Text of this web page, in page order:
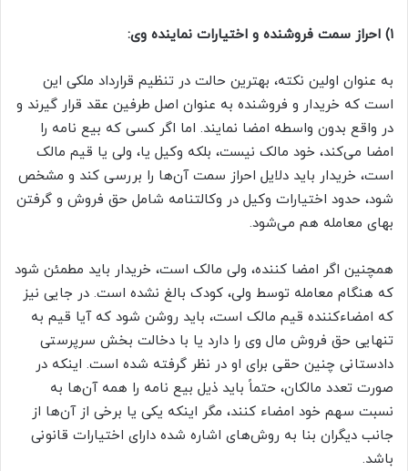
۱) احراز سمت فروشنده و اختیارات نماینده وی:
به عنوان اولین نکته، بهترین حالت در تنظیم قرارداد ملکی این
است که خریدار و فروشنده به عنوان اصل طرفین عقد قرار گیرند و
در واقع بدون واسطه امضا نمایند. اما اگر کسی که بیع نامه را
امضا می‌کند، خود مالک نیست، بلکه وکیل یا، ولی یا قیم مالک
است، خریدار باید دلایل احراز سمت آن‌ها را بررسی کند و مشخص
شود، حدود اختیارات وکیل در وکالتنامه شامل حق فروش و گرفتن
بهای معامله هم می‌شود.
همچنین اگر امضا کننده، ولی مالک است، خریدار باید مطمئن شود
که هنگام معامله توسط ولی، کودک بالغ نشده است. در جایی نیز
که امضاءکننده قیم مالک است، باید روشن شود که آیا قیم به
تنهایی حق فروش مال وی را دارد یا با دخالت بخش سرپرستی
دادستانی چنین حقی برای او در نظر گرفته شده است. اینکه در
صورت تعدد مالکان، حتماً باید ذیل بیع نامه را همه آن‌ها به
نسبت سهم خود امضاء کنند، مگر اینکه یکی یا برخی از آن‌ها از
جانب دیگران بنا به روش‌های اشاره شده دارای اختیارات قانونی
باشد.